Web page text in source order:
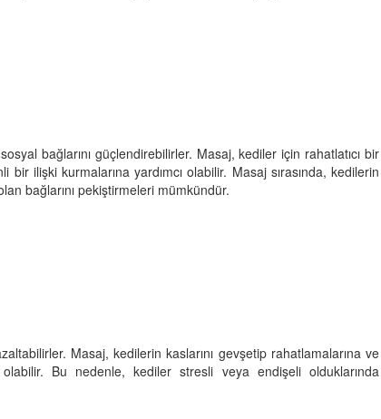
bağlarını güçlendirebilirler. Masaj, kediler için rahatlatıcı bir
ilişki kurmalarına yardımcı olabilir. Masaj sırasında, kedilerin
bağlarını pekiştirmeleri mümkündür.
Masaj, kedilerin kaslarını gevşetip rahatlamalarına ve
Bu nedenle, kediler stresli veya endişeli olduklarında
Mama mı,
ve
Ayrılık
Bir
Kediler Neden Dört Ayak
Üzerine Düşer? Evrimsel
Adaptasyon
Havada Kediniz İçin 13 Önemli
İpucu